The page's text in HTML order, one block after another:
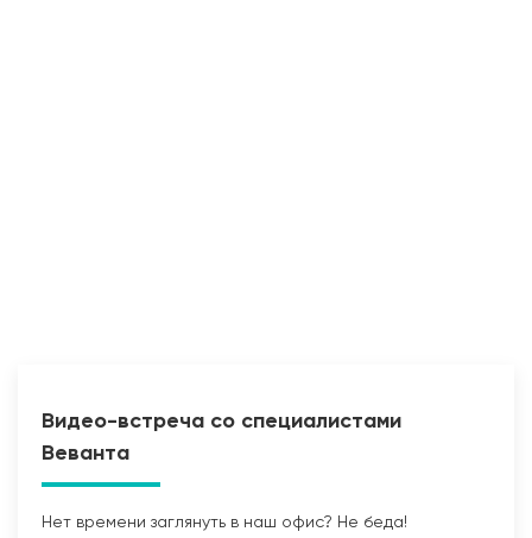
Видео-встреча со специалистами
Веванта
Нет времени заглянуть в наш офис? Не беда!